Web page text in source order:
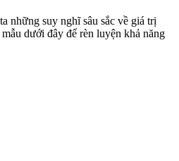
những suy nghĩ sâu sắc về giá trị
dưới đây để rèn luyện khả năng